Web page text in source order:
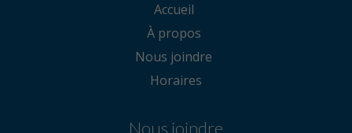
Accueil
À propos
Nous joindre
Horaires
Nous joindre